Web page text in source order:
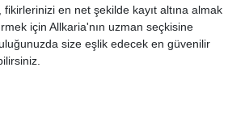
en net şekilde kayıt altına almak
için Allkaria'nın uzman seçkisine
size eşlik edecek en güvenilir